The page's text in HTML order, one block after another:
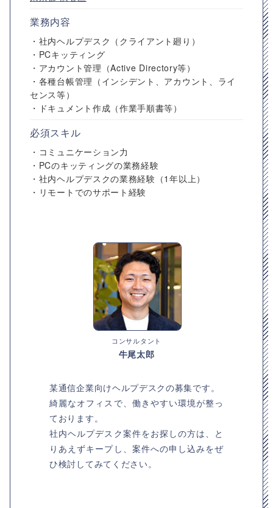
業務内容
・社内ヘルプデスク（クライアント廻り）
・PCキッティング
・アカウント管理（Active Directory等）
・各種台帳管理（インシデント、アカウント、ライ
センス等）
・ドキュメント作成（作業手順書等）
必須スキル
・コミュニケーション力
・PCのキッティングの業務経験
・社内ヘルプデスクの業務経験（1年以上）
・リモートでのサポート経験
コンサルタント
牛尾太郎
某通信企業向けヘルプデスクの募集です。
綺麗なオフィスで、働きやすい環境が整っ
ております。
社内ヘルプデスク案件をお探しの方は、と
りあえずキープし、案件への申し込みをぜ
ひ検討してみてください。